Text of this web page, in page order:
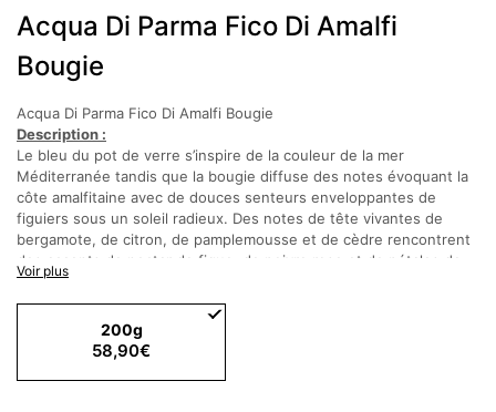
Acqua Di Parma Fico Di Amalfi
Bougie
Acqua Di Parma Fico Di Amalfi Bougie
Description :
Le bleu du pot de verre s’inspire de la couleur de la mer
Méditerranée tandis que la bougie diffuse des notes évoquant la
côte amalfitaine avec de douces senteurs enveloppantes de
figuiers sous un soleil radieux. Des notes de tête vivantes de
bergamote, de citron, de pamplemousse et de cèdre rencontrent
des accents de nectar de figue, de poivre rose et de pétales de
jasmin et, à la base, un mélange harmonieux de bois de figuier, de
bois de cèdre et de benjoin.
Notes olfactives:
Bergamote italienne, citron italien, pamplemousse, nectar de
figue, poivre rouge, pétales de jasmin, bois de figuier, bois de
Voir plus
200g
58,90€